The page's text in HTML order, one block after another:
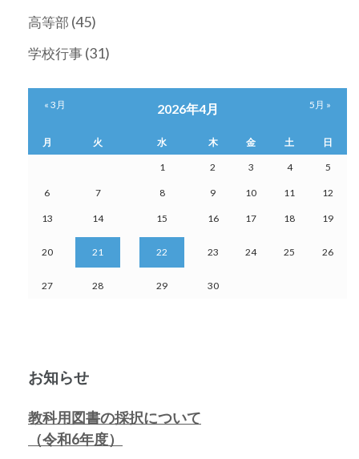
高等部 (45)
学校行事(31)
2026年4月
月 火 水 木 金 土 日
1 2 3 4 5
6 7 8 9 10 11 12
13 14 15 16 17 18 19
20 21 22 23 24 25 26
27 28 29 30
« 3月 5月 »
お知らせ
教科用図書の採択について
（令和6年度）